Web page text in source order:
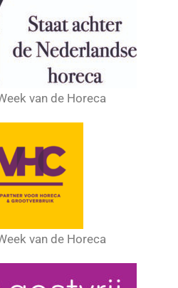
van de Horeca
van de Horeca